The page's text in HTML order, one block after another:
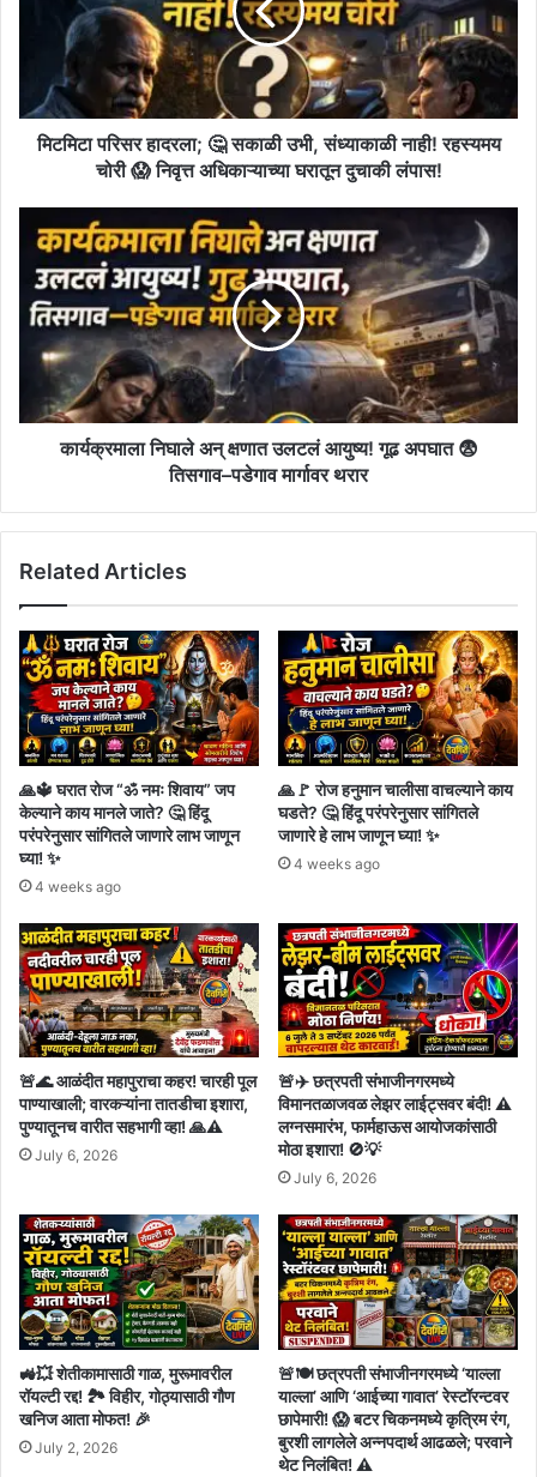
संध्याकाळी
रहस्यमय
चोरी
घरातून
दुचाकी
लंपास!
मिटमिटा परिसर हादरला; 🤔 सकाळी उभी, संध्याकाळी नाही! रहस्यमय
चोरी 😱 निवृत्त अधिकाऱ्याच्या घरातून दुचाकी लंपास!
निघाले
अन्
क्षणात
उलटलं
आयुष्य!
अपघात
😨
तिसगाव–कार्यक्रमाला निघाले अन् क्षणात उलटलं आयुष्य! गूढ अपघात 😨
तिसगाव–पडेगाव मार्गावर थरार
Related Articles
🙏🔱 घरात रोज “ॐ नमः शिवाय” जप
केल्याने काय मानले जाते? 🤔 हिंदू
परंपरेनुसार सांगितले जाणारे लाभ जाणून
घ्या! ✨
4 weeks ago
🙏🚩 रोज हनुमान चालीसा वाचल्याने काय
घडते? 🤔 हिंदू परंपरेनुसार सांगितले
जाणारे हे लाभ जाणून घ्या! ✨
4 weeks ago
🚨🌊 आळंदीत महापुराचा कहर! चारही पूल
पाण्याखाली; वारकऱ्यांना तातडीचा इशारा,
पुण्यातूनच वारीत सहभागी व्हा! 🙏⚠️
July 6, 2026
🚨✈️ छत्रपती संभाजीनगरमध्ये
विमानतळाजवळ लेझर लाईट्सवर बंदी! ⚠️
लग्नसमारंभ, फार्महाऊस आयोजकांसाठी
मोठा इशारा! 🚫💡
July 6, 2026
🚜💥 शेतीकामासाठी गाळ, मुरूमावरील
रॉयल्टी रद्द! 🏞️ विहीर, गोठ्यासाठी गौण
खनिज आता मोफत! 🎉
July 2, 2026
🚨🍽️ छत्रपती संभाजीनगरमध्ये ‘याल्ला
याल्ला’ आणि ‘आईच्या गावात’ रेस्टॉरन्टवर
छापेमारी! 😱 बटर चिकनमध्ये कृत्रिम रंग,
बुरशी लागलेले अन्नपदार्थ आढळले; परवाने
थेट निलंबित! ⚠️